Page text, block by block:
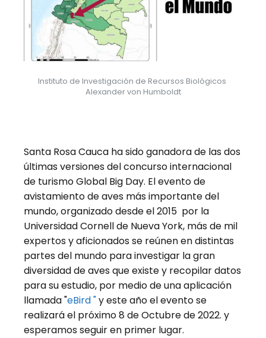
Instituto de Investigación de Recursos Biológicos
Alexander von Humboldt
Santa Rosa Cauca ha sido ganadora de las dos
últimas versiones del concurso internacional
de turismo Global Big Day. El evento de
avistamiento de aves más importante del
mundo, organizado desde el 2015 por la
Universidad Cornell de Nueva York, más de mil
expertos y aficionados se reúnen en distintas
partes del mundo para investigar la gran
diversidad de aves que existe y recopilar datos
para su estudio, por medio de una aplicación
llamada "eBird "y este año el evento se
realizará el próximo 8 de Octubre de 2022. y
esperamos seguir en primer lugar.